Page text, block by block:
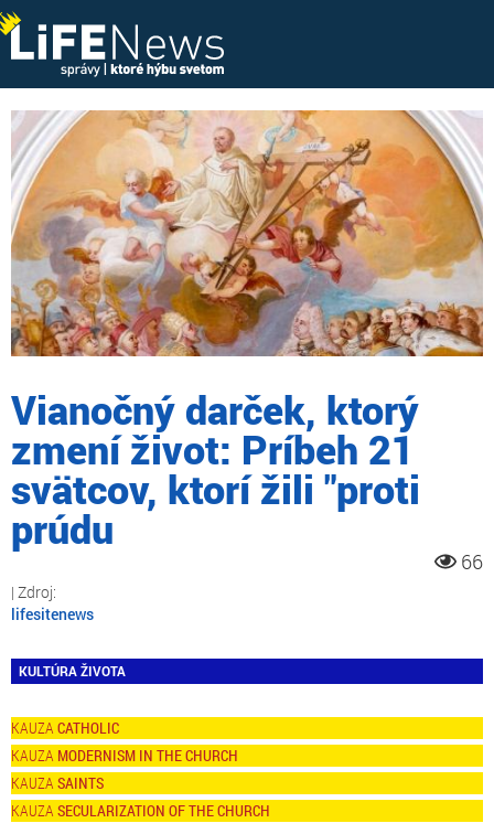
Vianočný darček, ktorý
zmení život: Príbeh 21
svätcov, ktorí žili "proti
prúdu
66
lifesitenews
KULTÚRA ŽIVOTA
CATHOLIC
MODERNISM IN THE CHURCH
SAINTS
SECULARIZATION OF THE CHURCH